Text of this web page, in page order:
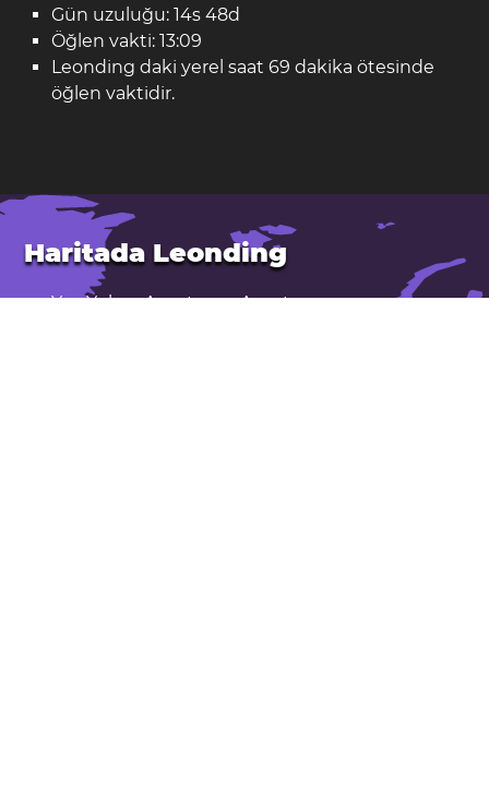
Gün uzuluğu: 14s 48d
Öğlen vakti: 13:09
Leonding daki yerel saat 69 dakika ötesinde
öğlen vaktidir.
Haritada Leonding
Yer: Yukarı Avusturya, Avusturya